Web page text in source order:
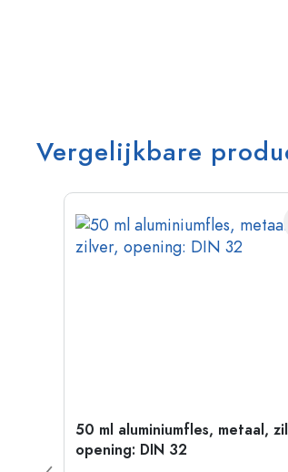
Vergelijkbare
50 ml aluminiumfles, metaal,
opening: DIN 32